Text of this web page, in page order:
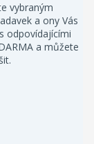
vybraným
a ony Vás
odpovídajícími
a můžete